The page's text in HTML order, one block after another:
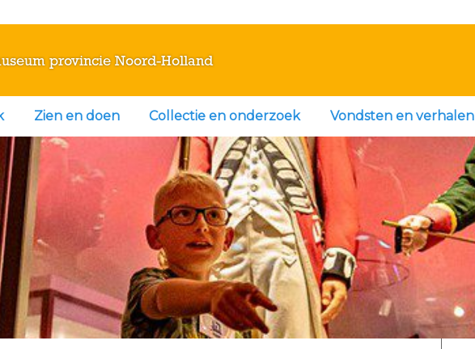
provincie Noord-Holland
Zien en doen Collectie en onderzoek Vondsten en verhalen